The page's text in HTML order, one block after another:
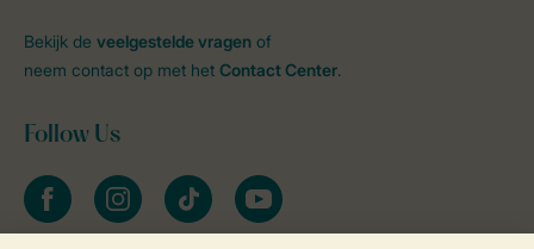
Bekijk de veelgestelde vragen of
neem contact op met het Contact Center.
Follow Us
facebookinstagramtiktok youtube